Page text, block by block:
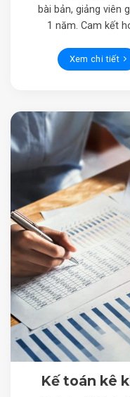
bài bản, giảng viên
1 năm. Cam kết
Xem chi tiết
Kế toán kê